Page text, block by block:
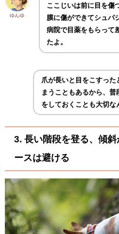
ゆんゆ
ここじいは前に目を傷
膜に傷ができてシュパ
病院で目薬をもらって
たよ。
爪が長いと 目をこすった
まうこともあるから、普
をしておくことも大切な
3. 長い階段を登る、傾
ースは避ける